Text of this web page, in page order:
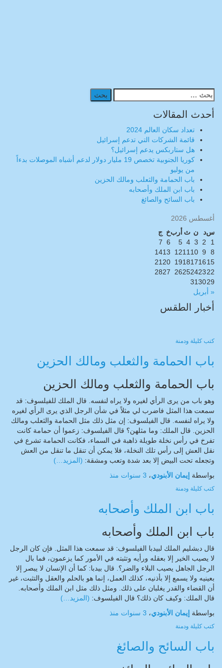
البحث
عن:
أحدث المقالات
تعداد سكان العالم 2024
قائمة الشركات التي تدعم إسرائيل
هل ستاربكس يدعم إسرائيل؟
كوريا الجنوبية تخصص 19 مليار دولار لدعم أشباه الموصلات بدءاً
من يوليو
باب الحمامة والثعلب ومالك الحزين
باب ابن الملك وأصحابه
باب السائح والصائغ
أغسطس 2026
سد ن ث أربخ ج
1
2
3
4
5
6
7
8
9
10
11
12
13
14
15
16
17
18
19
20
21
22
23
24
25
26
27
28
29
30
31
« أبريل
أخبار الطقس
كتب كليلة ودمنة
باب الحمامة والثعلب ومالك الحزين
باب الحمامة والثعلب ومالك الحزين
وهو باب من يرى الرأي لغيره ولا يراه لنفسه. قال الملك للفيلسوف: قد
سمعت هذا المثل فاضرب لي مثلاً في شأن الرجل الذي يرى الرأي لغيره
ولا يراه لنفسه. قال الفيلسوف: إن مثل ذلك مثل الحمامة والثعلب ومالك
الحزين. قال الملك: وما مثلهن؟ قال الفيلسوف: زعموا أن حمامة كانت
تفرخ في رأس نخلة طويلة ذاهبة في السماء، فكانت الحمامة تشرع في
نقل العش إلى رأس تلك النخلة، فلا يمكن أن تنقل ما تنقل من العش
وتجعله تحت البيض إلا بعد شدة وتعب ومشقة: (المزيد…)
بواسطة إيمان الأبنودي، 3 سنوات منذ
كتب كليلة ودمنة
باب ابن الملك وأصحابه
باب ابن الملك وأصحابه
قال دبشليم الملك لبيدبا الفيلسوف: قد سمعت هذا المثل. فإن كان الرجل
لا يصيب الخير إلا بعقله ورأيه وتثبته في الأمور كما يزعمون، فما بال
الرجل الجاهل يصيب البلاء والضر؟. قال بيدبا: كما أن الإنسان لا يبصر إلا
بعينيه ولا يسمع إلا بأذنيه، كذلك العمل، إنما هو بالحلم والعقل والتثبت، غير
أن القضاء والقدر يغلبان على ذلك. ومثل ذلك مثل ابن الملك وأصحابه.
قال الملك: وكيف كان ذلك؟ قال الفيلسوف: (المزيد…)
بواسطة إيمان الأبنودي، 3 سنوات منذ
كتب كليلة ودمنة
باب السائح والصائغ